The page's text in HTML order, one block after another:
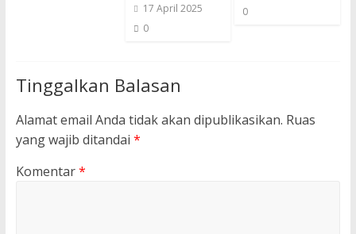
17 April 2025
0
0
Tinggalkan Balasan
Alamat email Anda tidak akan dipublikasikan. Ruas
yang wajib ditandai *
Komentar*